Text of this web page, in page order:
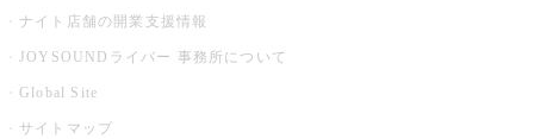
ナイト店舗の開業支援情報
JOYSOUNDライバー 事務所について
Global Site
サイトマップ